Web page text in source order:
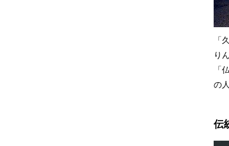
「
り
「
の
伝